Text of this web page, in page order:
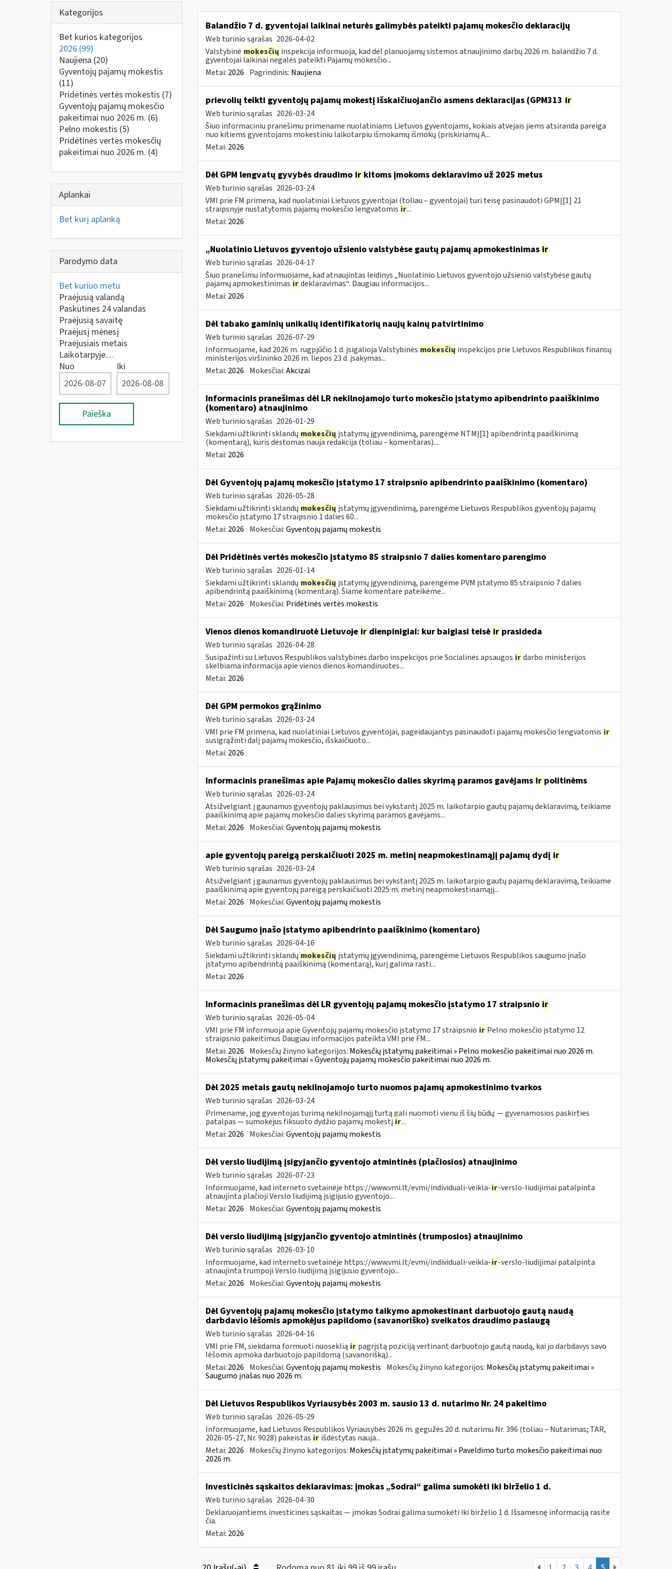
Kategorijos
Bet kurios kategorijos
2026 (99)
Naujiena (20)
Gyventojų pajamų mokestis
(11)
Pridėtinės vertės mokestis (7)
Gyventojų pajamų mokesčio
pakeitimai nuo 2026 m. (6)
Pelno mokestis (5)
Pridėtinės vertės mokesčių
pakeitimai nuo 2026 m. (4)
Aplankai
Bet kurį aplanką
Parodymo data
Bet kuriuo metu
Praėjusią valandą
Paskutines 24 valandas
Praėjusią savaitę
Praėjusį mėnesį
Praėjusiais metais
Laikotarpyje…
Nuo
Iki
Paieška
Balandžio 7 d. gyventojai laikinai neturės galimybės pateikti pajamų mokesčio deklaracijų
Web turinio sąrašas 2026-04-02
Valstybinė mokesčių inspekcija informuoja, kad dėl planuojamų sistemos atnaujinimo darbų 2026 m. balandžio 7 d.
gyventojai laikinai negalės pateikti Pajamų mokesčio...
Metai: 2026 Pagrindinis: Naujiena
prievolių teikti gyventojų pajamų mokestį išskaičiuojančio asmens deklaracijas (GPM313 ir
Web turinio sąrašas 2026-03-24
Šiuo informaciniu pranešimu primename nuolatiniams Lietuvos gyventojams, kokiais atvejais jiems atsiranda pareiga
nuo kitiems gyventojams mokestiniu laikotarpiu išmokamų išmokų (priskiriamų A...
Metai: 2026
Dėl GPM lengvatų gyvybės draudimo irkitoms įmokoms deklaravimo už 2025 metus
Web turinio sąrašas 2026-03-24
VMI prie FM primena, kad nuolatiniai Lietuvos gyventojai (toliau – gyventojai) turi teisę pasinaudoti GPMĮ[1] 21
straipsnyje nustatytomis pajamų mokesčio lengvatomis ir...
Metai: 2026
„Nuolatinio Lietuvos gyventojo užsienio valstybėse gautų pajamų apmokestinimas ir
Web turinio sąrašas 2026-04-17
Šiuo pranešimu informuojame, kad atnaujintas leidinys „Nuolatinio Lietuvos gyventojo užsienio valstybėse gautų
pajamų apmokestinimas ir deklaravimas“. Daugiau informacijos...
Metai: 2026
Dėl tabako gaminių unikalių identifikatorių naujų kainų patvirtinimo
Web turinio sąrašas 2026-07-29
Informuojame, kad 2026 m. rugpjūčio 1 d. įsigalioja Valstybinės mokesčių inspekcijos prie Lietuvos Respublikos finansų
ministerijos viršininko 2026 m. liepos 23 d. įsakymas...
Metai: 2026 Mokesčiai:Akcizai
Informacinis pranešimas dėl LR nekilnojamojo turto mokesčio įstatymo apibendrinto paaiškinimo
(komentaro) atnaujinimo
Web turinio sąrašas 2026-01-29
Siekdami užtikrinti sklandų mokesčių įstatymų įgyvendinimą, parengėme NTMĮ[1] apibendrintą paaiškinimą
(komentarą), kuris dėstomas nauja redakcija (toliau – komentaras)....
Metai: 2026
Dėl Gyventojų pajamų mokesčio įstatymo 17 straipsnio apibendrinto paaiškinimo (komentaro)
Web turinio sąrašas 2026-05-28
Siekdami užtikrinti sklandų mokesčių įstatymų įgyvendinimą, parengėme Lietuvos Respublikos gyventojų pajamų
mokesčio įstatymo 17 straipsnio 1 dalies 60...
Metai: 2026 Mokesčiai:Gyventojų pajamų mokestis
Dėl Pridėtinės vertės mokesčio įstatymo 85 straipsnio 7 dalies komentaro parengimo
Web turinio sąrašas 2026-01-14
Siekdami užtikrinti sklandų mokesčių įstatymų įgyvendinimą, parengėme PVM įstatymo 85 straipsnio 7 dalies
apibendrintą paaiškinimą (komentarą). Šiame komentare pateikėme...
Metai: 2026 Mokesčiai: Pridėtinės vertės mokestis
Vienos dienos komandiruotė Lietuvoje irdienpinigiai: kur baigiasi teisė irprasideda
Web turinio sąrašas 2026-04-28
Susipažinti su Lietuvos Respublikos valstybinės darbo inspekcijos prie Socialinės apsaugos ir darbo ministerijos
skelbiama informacija apie vienos dienos komandiruotes...
Metai: 2026
Dėl GPM permokos grąžinimo
Web turinio sąrašas 2026-03-24
VMI prie FM primena, kad nuolatiniai Lietuvos gyventojai, pageidaujantys pasinaudoti pajamų mokesčio lengvatomis ir
susigrąžinti dalį pajamų mokesčio, išskaičiuoto...
Metai: 2026
Informacinis pranešimas apie Pajamų mokesčio dalies skyrimą paramos gavėjams irpolitinėms
Web turinio sąrašas 2026-03-24
Atsižvelgiant į gaunamus gyventojų paklausimus bei vykstantį 2025 m. laikotarpio gautų pajamų deklaravimą, teikiame
paaiškinimą apie pajamų mokesčio dalies skyrimą paramos gavėjams...
Metai: 2026 Mokesčiai:Gyventojų pajamų mokestis
apie gyventojų pareigą perskaičiuoti 2025 m. metinį neapmokestinamąjį pajamų dydį ir
Web turinio sąrašas 2026-03-24
Atsižvelgiant į gaunamus gyventojų paklausimus bei vykstantį 2025 m. laikotarpio gautų pajamų deklaravimą, teikiame
paaiškinimą apie gyventojų pareigą perskaičiuoti 2025 m. metinį neapmokestinamąjį...
Metai: 2026 Mokesčiai:Gyventojų pajamų mokestis
Dėl Saugumo įnašo įstatymo apibendrinto paaiškinimo (komentaro)
Web turinio sąrašas 2026-04-16
Siekdami užtikrinti sklandų mokesčių įstatymų įgyvendinimą, parengėme Lietuvos Respublikos saugumo įnašo
įstatymo apibendrintą paaiškinimą (komentarą), kurį galima rasti...
Metai: 2026
Informacinis pranešimas dėl LR gyventojų pajamų mokesčio įstatymo 17 straipsnio ir
Web turinio sąrašas 2026-05-04
VMI prie FM informuoja apie Gyventojų pajamų mokesčio įstatymo 17 straipsnio ir Pelno mokesčio įstatymo 12
straipsnio pakeitimus Daugiau informacijos pateikta VMI prie FM...
Metai: 2026 Mokesčių žinyno kategorijos: Mokesčių įstatymų pakeitimai » Pelno mokesčio pakeitimai nuo 2026 m.
Mokesčių įstatymų pakeitimai » Gyventojų pajamų mokesčio pakeitimai nuo 2026 m.
Dėl 2025 metais gautų nekilnojamojo turto nuomos pajamų apmokestinimo tvarkos
Web turinio sąrašas 2026-03-24
Primename, jog gyventojas turimą nekilnojamąjį turtą gali nuomoti vienu iš šių būdų: — gyvenamosios paskirties
patalpas — sumokėjus fiksuoto dydžio pajamų mokestį ir...
Metai: 2026 Mokesčiai:Gyventojų pajamų mokestis
Dėl verslo liudijimą įsigyjančio gyventojo atmintinės (plačiosios) atnaujinimo
Web turinio sąrašas 2026-07-23
Informuojame, kad interneto svetainėje https://www.vmi.lt/evmi/individuali-veikla-ir-verslo-liudijimai patalpinta
atnaujinta plačioji Verslo liudijimą įsigijusio gyventojo...
Metai: 2026 Mokesčiai:Gyventojų pajamų mokestis
Dėl verslo liudijimą įsigyjančio gyventojo atmintinės (trumposios) atnaujinimo
Web turinio sąrašas 2026-03-10
Informuojame, kad interneto svetainėje https://www.vmi.lt/evmi/individuali-veikla-ir-verslo-liudijimai patalpinta
atnaujinta trumpoji Verslo liudijimą įsigijusio gyventojo...
Metai: 2026 Mokesčiai:Gyventojų pajamų mokestis
Dėl Gyventojų pajamų mokesčio įstatymo taikymo apmokestinant darbuotojo gautą naudą
darbdavio lėšomis apmokėjus papildomo (savanoriško) sveikatos draudimo paslaugą
Web turinio sąrašas 2026-04-16
VMI prie FM, siekdama formuoti nuoseklią ir pagrįstą poziciją vertinant darbuotojo gautą naudą, kai jo darbdavys savo
lėšomis apmoka darbuotojo papildomą (savanorišką)...
Metai: 2026 Mokesčiai:Gyventojų pajamų mokestis Mokesčių žinyno kategorijos: Mokesčių įstatymų pakeitimai »
Saugumo įnašas nuo 2026 m.
Dėl Lietuvos Respublikos Vyriausybės 2003 m. sausio 13 d. nutarimo Nr. 24 pakeitimo
Web turinio sąrašas 2026-05-29
Informuojame, kad Lietuvos Respublikos Vyriausybės 2026 m. gegužės 20 d. nutarimu Nr. 396 (toliau – Nutarimas; TAR,
2026-05-27, Nr. 9028) pakeistas ir išdėstytas nauja...
Metai: 2026 Mokesčių žinyno kategorijos: Mokesčių įstatymų pakeitimai » Paveldimo turto mokesčio pakeitimai nuo
2026 m.
Investicinės sąskaitos deklaravimas: įmokas „Sodrai“ galima sumokėti iki birželio 1 d.
Web turinio sąrašas 2026-04-30
Deklaruojantiems investicines sąskaitas — įmokas Sodrai galima sumokėti iki birželio 1 d. Išsamesnę informaciją rasite
čia.
Metai: 2026